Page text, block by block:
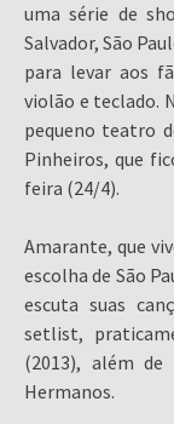
uma série de
Salvador, São
para levar aos
violão e teclado.
pequeno teatro
Pinheiros, que
feira (24/4).
Amarante, que
escolha de São
escuta suas
setlist,
(2013), além de
Hermanos.